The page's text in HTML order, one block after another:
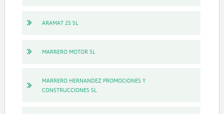
ARAMAT 25 SL
MARRERO MOTOR SL
MARRERO HERNANDEZ PROMOCIONES Y
CONSTRUCCIONES SL